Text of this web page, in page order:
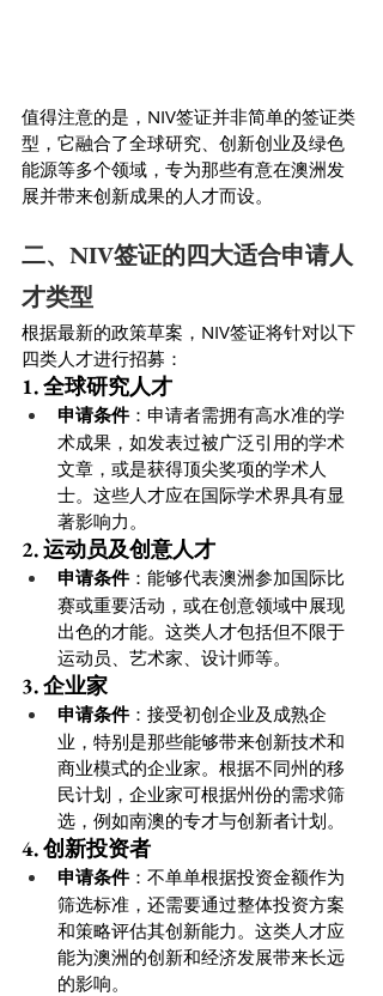
值得注意的是，NIV签证并非简单的签证类
型，它融合了全球研究、创新创业及绿色
能源等多个领域，专为那些有意在澳洲发
展并带来创新成果的人才而设。
二、NIV签证的四大适合申请人
才类型
根据最新的政策草案，NIV签证将针对以下
四类人才进行招募：
1. 全球研究人才
申请条件：申请者需拥有高水准的学
术成果，如发表过被广泛引用的学术
文章，或是获得顶尖奖项的学术人
士。这些人才应在国际学术界具有显
著影响力。
2. 运动员及创意人才
申请条件：能够代表澳洲参加国际比
赛或重要活动，或在创意领域中展现
出色的才能。这类人才包括但不限于
运动员、艺术家、设计师等。
3. 企业家
申请条件：接受初创企业及成熟企
业，特别是那些能够带来创新技术和
商业模式的企业家。根据不同州的移
民计划，企业家可根据州份的需求筛
选，例如南澳的专才与创新者计划。
4. 创新投资者
申请条件：不单单根据投资金额作为
筛选标准，还需要通过整体投资方案
和策略评估其创新能力。这类人才应
能为澳洲的创新和经济发展带来长远
的影响。